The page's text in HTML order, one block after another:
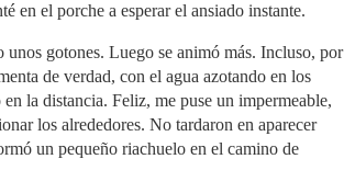
en el porche a esperar el ansiado instante.
gotones. Luego se animó más. Incluso, por
de verdad, con el agua azotando en los
la distancia. Feliz, me puse un impermeable,
los alrededores. No tardaron en aparecer
un pequeño riachuelo en el camino de